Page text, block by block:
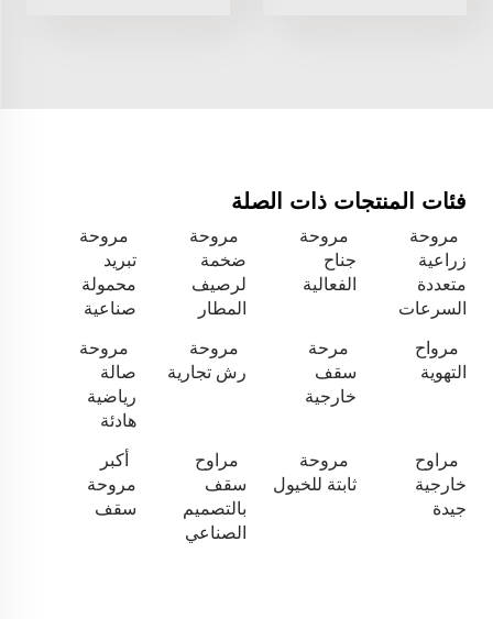
فئات المنتجات ذات الصلة
مروحة
زراعية
متعددة
السرعات
مروحة
جناح
الفعالية
مروحة
ضخمة
لرصيف
المطار
مروحة
تبريد
محمولة
صناعية
مرواح
التهوية
مرحة
سقف
خارجية
مروحة
رش تجارية
مروحة
صالة
رياضية
هادئة
مراوح
خارجية
جيدة
مروحة
ثابتة للخيول
مراوح
سقف
بالتصميم
الصناعي
أكبر
مروحة
سقف